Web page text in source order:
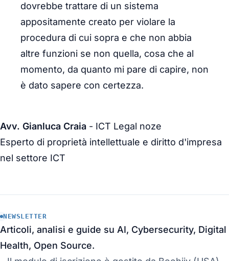
dovrebbe trattare di un sistema
appositamente creato per violare la
procedura di cui sopra e che non abbia
altre funzioni se non quella, cosa che al
momento, da quanto mi pare di capire, non
è dato sapere con certezza.
Avv. Gianluca Craia - ICT Legal noze
Esperto di proprietà intellettuale e diritto d'impresa
nel settore ICT
NEWSLETTER
Articoli, analisi e guide su AI, Cybersecurity, Digital
Health, Open Source.